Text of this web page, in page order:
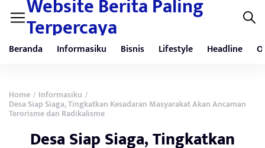
Website Berita Paling
Terpercaya
Beranda Informasiku Bisnis Lifestyle Headline
Home / Informasiku /
Desa Siap Siaga, Tingkatkan Kesadaran Masyarakat Akan Ancaman
Terorisme dan Radikalisme
Desa Siap Siaga, Tingkatkan